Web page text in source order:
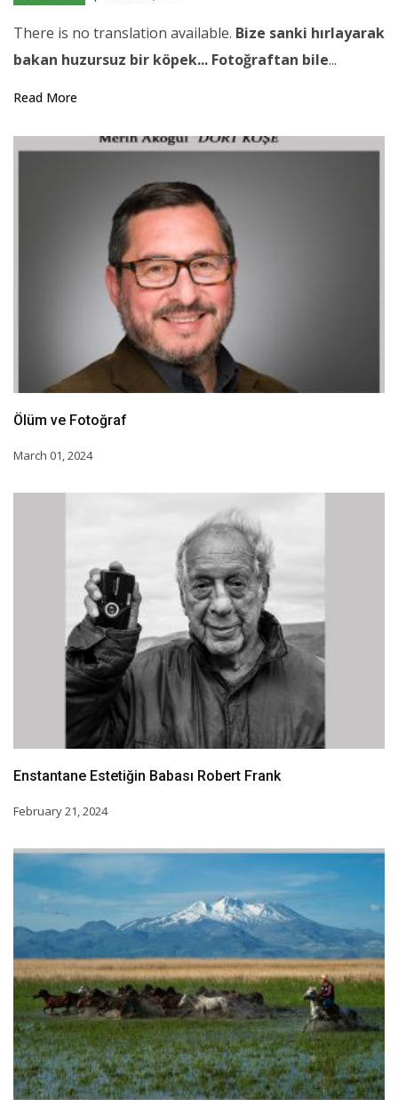
There is no translation available. Bize sanki hırlayarak
bakan huzursuz bir köpek... Fotoğraftan bile...
Read More
Ölüm ve Fotoğraf
March 01, 2024
Enstantane Estetiğin Babası Robert Frank
February 21, 2024